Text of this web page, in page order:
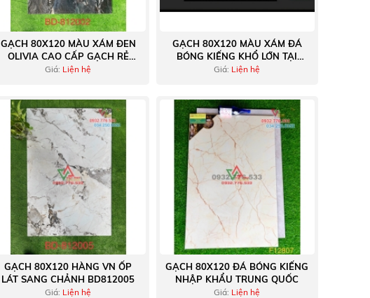
GẠCH 80X120 MÀU XÁM ĐEN
OLIVIA CAO CẤP GẠCH RẺ
VIỆT ANH
Giá: Liện hệ
GẠCH 80X120 MÀU XÁM ĐÁ
BÓNG KIẾNG KHỔ LỚN TẠI
LONG AN
Giá: Liện hệ
GẠCH 80X120 HÀNG VN ỐP
LÁT SANG CHẢNH BD812005
Giá: Liện hệ
GẠCH 80X120 ĐÁ BÓNG KIẾNG
NHẬP KHẨU TRUNG QUỐC
Giá: Liện hệ